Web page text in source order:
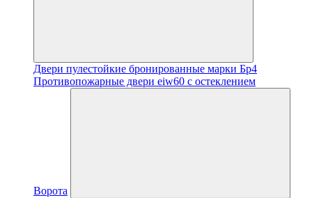
Двери пулестойкие бронированные марки Бр4
Противопожарные двери eiw60 с остеклением
Ворота